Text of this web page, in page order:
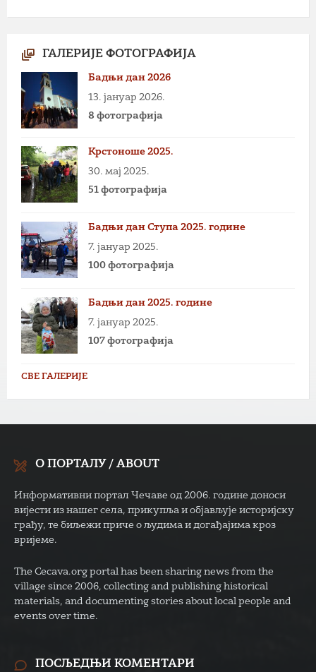
ГАЛЕРИЈЕ ФОТОГРАФИЈА
Бадњи дан 2026
13. јануар 2026.
8 фотографија
Крстоноше 2025.
30. мај 2025.
51 фотографија
Бадњи дан Ступа 2025. године
7. јануар 2025.
100 фотографија
Бадњи дан 2025. године
7. јануар 2025.
107 фотографија
СВЕ ГАЛЕРИЈЕ
О ПОРТАЛУ / ABOUT
Информативни портал Чечаве од 2006. године доноси
вијести из нашег села, прикупља и објављује историјску
грађу, те биљежи приче о људима и догађајима кроз
вријеме.
The Cecava.org portal has been sharing news from the
village since 2006, collecting and publishing historical
materials, and documenting stories about local people and
events over time.
ПОСЉЕДЊИ КОМЕНТАРИ